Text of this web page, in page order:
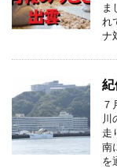
ま
れ
ナ
川
走
南
を